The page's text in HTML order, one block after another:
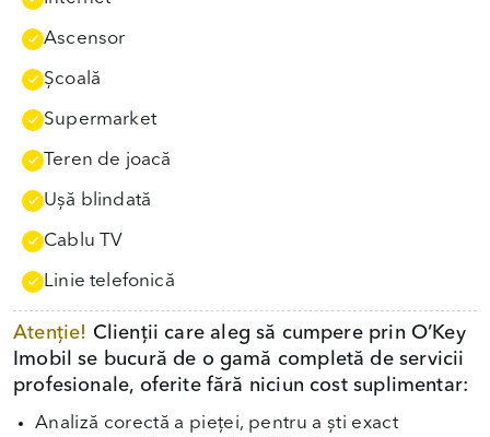
Ascensor
Școală
Supermarket
Teren de joacă
Uşă blindată
Cablu TV
Linie telefonică
Atenție! Clienții care aleg să cumpere prin O’Key
Imobil se bucură de o gamă completă de servicii
profesionale, oferite fără niciun cost suplimentar:
Analiză corectă a pieței, pentru a ști exact